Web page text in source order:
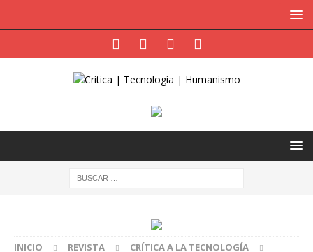
INICIO REVISTA
CRÍTICA A LA TECNOLOGÍA